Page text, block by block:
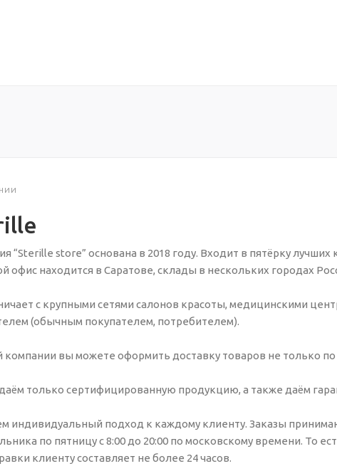
“Sterille store” основана в 2018 году. Входит в пятёрку
офис находится в Саратове, склады в нескольких городах
с крупными сетями салонов красоты, медицинскими
(обычным покупателем, потребителем).
компании вы можете оформить доставку товаров не только по
только сертифицированную продукцию, а также даём
индивидуальный подход к каждому клиенту. Заказы
по пятницу с 8:00 до 20:00 по московскому времени. То
клиенту составляет не более 24 часов.